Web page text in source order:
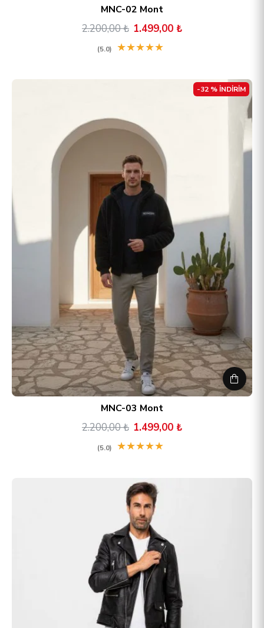
MNC-02 Mont
1.499,00 ₺
2.200,00 ₺
(5.0) ★★★★★
-32 % İNDİRİM
MNC-03 Mont
1.499,00 ₺
2.200,00 ₺
(5.0) ★★★★★